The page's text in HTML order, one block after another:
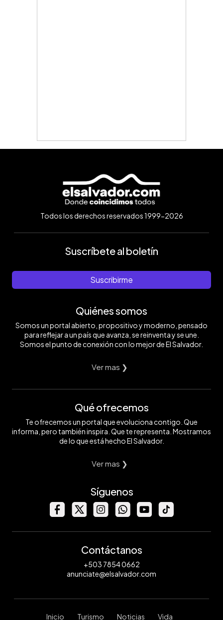
Todos los derechos reservados 1999-2026
Suscríbete al boletín
Suscribirme
Quiénes somos
Somos un portal abierto, propositivo y moderno, pensado
para reflejar a un país que avanza, se reinventa y se une.
Somos el punto de conexión con lo mejor de El Salvador.
Ver mas ❯
Qué ofrecemos
Te ofrecemos un portal que evoluciona contigo. Que
informa, pero también inspira. Que te representa. Mostramos
de lo que está hecho El Salvador.
Ver mas ❯
Síguenos
Contáctanos
+503 7854 0662
anunciate@elsalvador.com
Inicio Turismo Noticias Vida